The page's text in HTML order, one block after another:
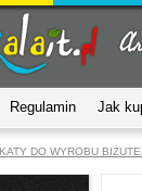
Regulamin Jak
DO WYROBU